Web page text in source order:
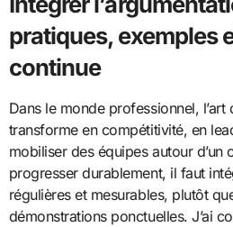
pratiques, exemples
continue
Dans le monde professionnel, l’art
transforme en compétitivité, en
mobiliser des équipes autour
progresser durablement, il faut
régulières et mesurables, plutôt
démonstrations ponctuelles. J’ai